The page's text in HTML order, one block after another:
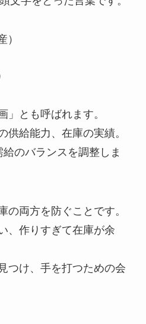
）
」とも呼ばれます。
供給能力、在庫の実績。
のバランスを調整しま
の両方を防ぐことです。
、作りすぎて在庫が余
つけ、手を打つための会